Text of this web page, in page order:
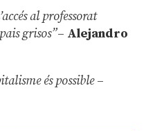
al professorat
grisos”– Alejandro
és possible –